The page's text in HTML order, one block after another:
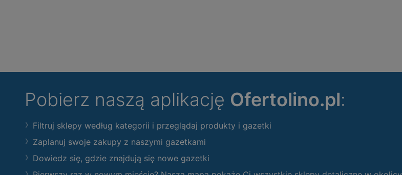
Pobierz naszą aplikację Ofertolino.pl:
Filtruj sklepy według kategorii i przeglądaj produkty i gazetki
Zaplanuj swoje zakupy z naszymi gazetkami
Dowiedz się, gdzie znajdują się nowe gazetki